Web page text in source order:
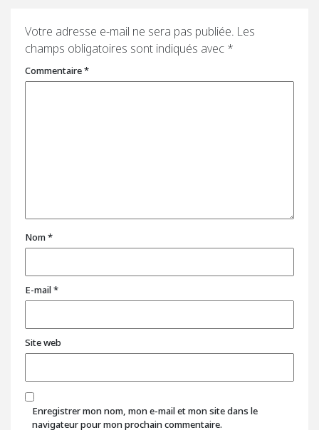
Votre adresse e-mail ne sera pas publiée. Les
champs obligatoires sont indiqués avec *
Commentaire*
Nom*
E-mail*
Site web
Enregistrer mon nom, mon e-mail et mon site dans le
navigateur pour mon prochain commentaire.